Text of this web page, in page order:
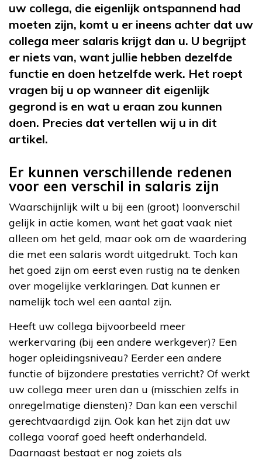
uw collega, die eigenlijk ontspannend had
moeten zijn, komt u er ineens achter dat uw
collega meer salaris krijgt dan u. U begrijpt
er niets van, want jullie hebben dezelfde
functie en doen hetzelfde werk. Het roept
vragen bij u op wanneer dit eigenlijk
gegrond is en wat u eraan zou kunnen
doen. Precies dat vertellen wij u in dit
artikel.
Er kunnen verschillende redenen
voor een verschil in salaris zijn
Waarschijnlijk wilt u bij een (groot) loonverschil
gelijk in actie komen, want het gaat vaak niet
alleen om het geld, maar ook om de waardering
die met een salaris wordt uitgedrukt. Toch kan
het goed zijn om eerst even rustig na te denken
over mogelijke verklaringen. Dat kunnen er
namelijk toch wel een aantal zijn.
Heeft uw collega bijvoorbeeld meer
werkervaring (bij een andere werkgever)? Een
hoger opleidingsniveau? Eerder een andere
functie of bijzondere prestaties verricht? Of werkt
uw collega meer uren dan u (misschien zelfs in
onregelmatige diensten)? Dan kan een verschil
gerechtvaardigd zijn. Ook kan het zijn dat uw
collega vooraf goed heeft onderhandeld.
Daarnaast bestaat er nog zoiets als